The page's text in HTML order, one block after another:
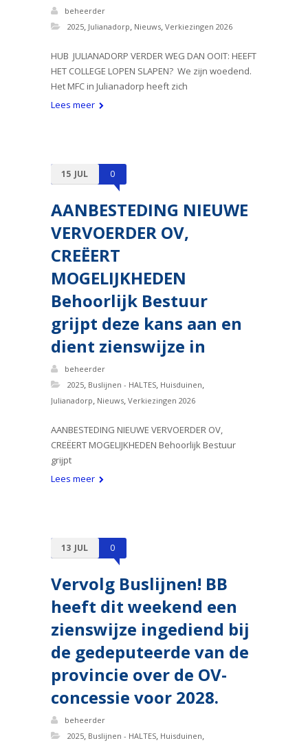
beheerder
2025, Julianadorp, Nieuws, Verkiezingen 2026
HUB JULIANADORP VERDER WEG DAN OOIT: HEEFT
HET COLLEGE LOPEN SLAPEN? We zijn woedend.
Het MFC in Julianadorp heeft zich
Lees meer
15 JUL 0
AANBESTEDING NIEUWE
VERVOERDER OV,
CREËERT
MOGELIJKHEDEN
Behoorlijk Bestuur
grijpt deze kans aan en
dient zienswijze in
beheerder
2025, Buslijnen - HALTES, Huisduinen,
Julianadorp, Nieuws, Verkiezingen 2026
AANBESTEDING NIEUWE VERVOERDER OV,
CREËERT MOGELIJKHEDEN Behoorlijk Bestuur
grijpt
Lees meer
13 JUL 0
Vervolg Buslijnen! BB
heeft dit weekend een
zienswijze ingediend bij
de gedeputeerde van de
provincie over de OV-
concessie voor 2028.
beheerder
2025, Buslijnen - HALTES, Huisduinen,